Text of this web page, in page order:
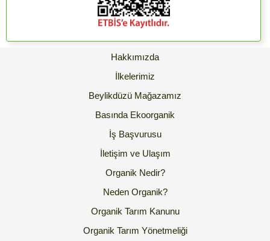
Hakkımızda
İlkelerimiz
Beylikdüzü Mağazamız
Basında Ekoorganik
İş Başvurusu
İletişim ve Ulaşım
Organik Nedir?
Neden Organik?
Organik Tarım Kanunu
Organik Tarım Yönetmeliği